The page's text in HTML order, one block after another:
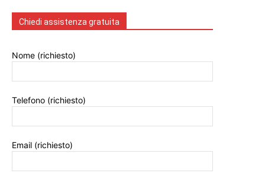
Chiedi assistenza gratuita
Nome (richiesto)
Telefono (richiesto)
Email (richiesto)